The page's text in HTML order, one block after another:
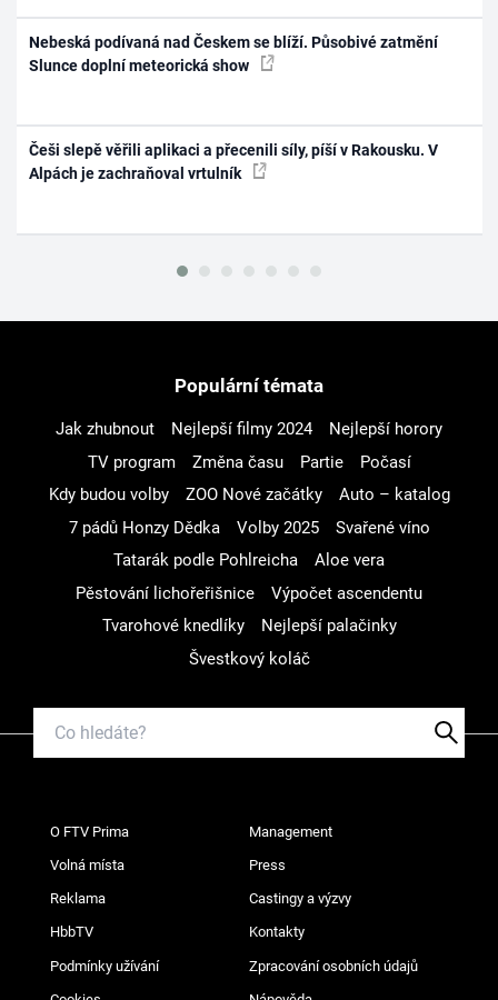
Nebeská podívaná nad Českem se blíží. Působivé zatmění
Slunce doplní meteorická show
Češi slepě věřili aplikaci a přecenili síly, píší v Rakousku. V
Alpách je zachraňoval vrtulník
Populární témata
Jak zhubnout Nejlepší filmy 2024
Nejlepší horory
TV program
Změna času Partie
Počasí
Kdy budou volby
ZOO Nové začátky
Auto – katalog
7 pádů Honzy Dědka
Volby 2025
Svařené víno
Tatarák podle Pohlreicha
Aloe vera
Pěstování lichořeřišnice
Výpočet ascendentu
Tvarohové knedlíky
Nejlepší palačinky
Švestkový koláč
O FTV Prima Management
Volná místa Press
Reklama Castingy a výzvy
HbbTV Kontakty
Podmínky užívání Zpracování osobních údajů